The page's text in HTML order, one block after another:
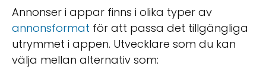
Annonser i appar finns i olika typer av
annonsformat för att passa det tillgängliga
utrymmet i appen. Utvecklare som du kan
välja mellan alternativ som: